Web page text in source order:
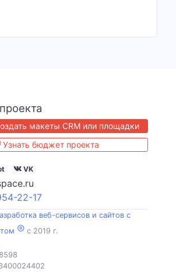
макеты CRM или площадки
Узнать бюджет проекта
VK
-22-17
веб-сервисов и сайтов с
® c 2019 г.